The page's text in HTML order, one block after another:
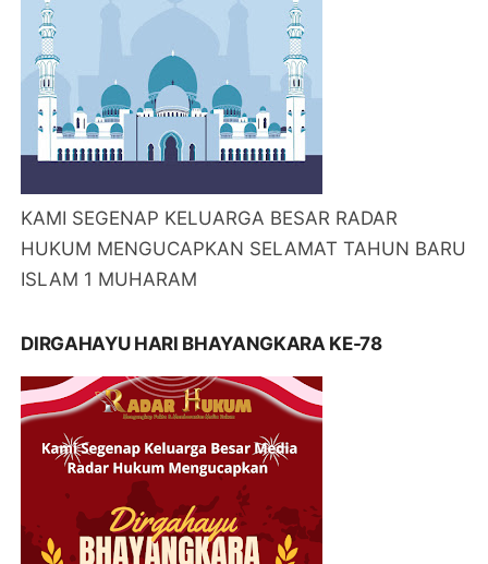
KAMI SEGENAP KELUARGA BESAR RADAR
HUKUM MENGUCAPKAN SELAMAT TAHUN BARU
ISLAM 1 MUHARAM
DIRGAHAYU HARI BHAYANGKARA KE-78